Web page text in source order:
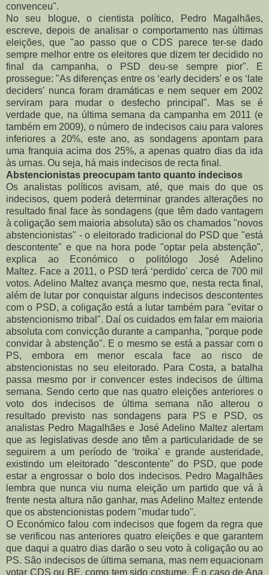
convenceu".
No seu blogue, o cientista político, Pedro Magalhães,
escreve, depois de analisar o comportamento nas últimas
eleições, que "ao passo que o CDS parece ter-se dado
sempre melhor entre os eleitores que dizem ter decidido no
final da campanha, o PSD deu-se sempre pior". E
prossegue: "As diferenças entre os ‘early deciders' e os ‘late
deciders' nunca foram dramáticas e nem sequer em 2002
serviram para mudar o desfecho principal". Mas se é
verdade que, na última semana da campanha em 2011 (e
também em 2009), o número de indecisos caiu para valores
inferiores a 20%, este ano, as sondagens apontam para
uma franquia acima dos 25%, a apenas quatro dias da ida
às urnas. Ou seja, há mais indecisos de recta final.
Abstencionistas preocupam tanto quanto indecisos
Os analistas políticos avisam, até, que mais do que os
indecisos, quem poderá determinar grandes alterações no
resultado final face às sondagens (que têm dado vantagem
à coligação sem maioria absoluta) são os chamados "novos
abstencionistas" - o eleitorado tradicional do PSD que "está
descontente" e que na hora pode "optar pela abstenção",
explica ao Económico o politólogo José Adelino
Maltez. Face a 2011, o PSD terá ‘perdido' cerca de 700 mil
votos. Adelino Maltez avança mesmo que, nesta recta final,
além de lutar por conquistar alguns indecisos descontentes
com o PSD, a coligação está a lutar também para "evitar o
abstencionismo tribal". Daí os cuidados em falar em maioria
absoluta com convicção durante a campanha, "porque pode
convidar à abstenção". E o mesmo se está a passar com o
PS, embora em menor escala face ao risco de
abstencionistas no seu eleitorado. Para Costa, a batalha
passa mesmo por ir convencer estes indecisos de última
semana. Sendo certo que nas quatro eleições anteriores o
voto dos indecisos de última semana não alterou o
resultado previsto nas sondagens para PS e PSD, os
analistas Pedro Magalhães e José Adelino Maltez alertam
que as legislativas desde ano têm a particularidade de se
seguirem a um período de ‘troika' e grande austeridade,
existindo um eleitorado "descontente" do PSD, que pode
estar a engrossar o bolo dos indecisos. Pedro Magalhães
lembra que nunca viu numa eleição um partido que vá à
frente nesta altura não ganhar, mas Adelino Maltez entende
que os abstencionistas podem "mudar tudo".
O Económico falou com indecisos que fogem da regra que
se verificou nas anteriores quatro eleições e que garantem
que daqui a quatro dias darão o seu voto à coligação ou ao
PS. São indecisos de última semana, mas nem equacionam
votar CDS ou BE, como tem sido costume. É o caso de Ana